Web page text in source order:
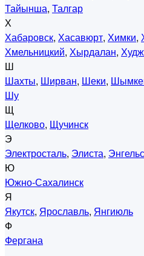
Тайынша, Талгар
Х
Хабаровск, Хасавюрт, Химки,
Хмельницкий, Хырдалан,
Ш
Шахты, Ширван, Шеки,
Шу
Щ
Щелково, Щучинск
Э
Электросталь, Элиста, Энгельс
Ю
Южно-Сахалинск
Я
Якутск, Ярославль, Янгиюль
Ф
Фергана